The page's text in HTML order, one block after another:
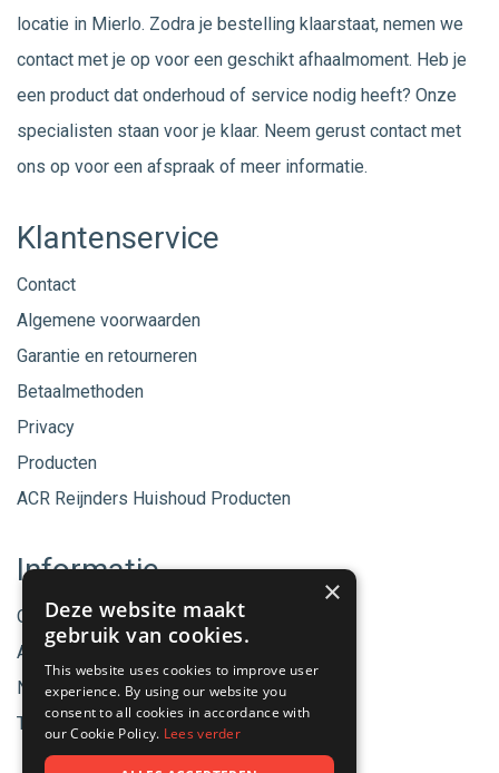
locatie in Mierlo. Zodra je bestelling klaarstaat, nemen we
contact met je op voor een geschikt afhaalmoment. Heb je
een product dat onderhoud of service nodig heeft? Onze
specialisten staan voor je klaar. Neem gerust contact met
ons op voor een afspraak of meer informatie.
Klantenservice
Contact
Algemene voorwaarden
Garantie en retourneren
Betaalmethoden
Privacy
Producten
ACR Reijnders Huishoud Producten
Informatie
Onze merken
Aanbiedingen
Nieuwe producten
Tips & Nieuws
×
Deze website maakt
gebruik van cookies.
This website uses cookies to improve user
experience. By using our website you
consent to all cookies in accordance with
our Cookie Policy. Lees verder